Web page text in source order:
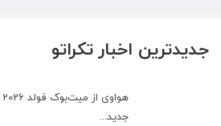
جدیدترین اخبار تکراتو
جدید...